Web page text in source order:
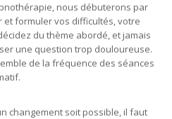
nous débuterons par
formuler vos difficultés, votre
du thème abordé, et jamais
une question trop douloureuse.
de la fréquence des séances
changement soit possible, il faut